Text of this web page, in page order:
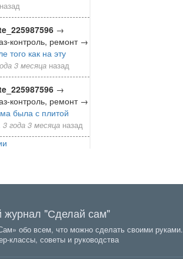
назад
→
контроль, ремонт →
того как на эту
3 месяца назад
→
контроль, ремонт →
была с плитой
3 года 3 месяца назад
журнал "Сделай сам"
обо всем, что можно сделать своими руками.
классы, советы и руководства